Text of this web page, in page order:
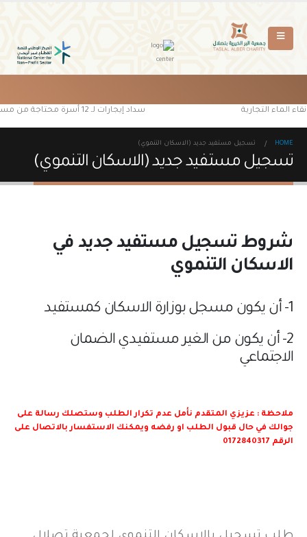
سداد إيجارات لـ 12 أسرة محتاجة من مستفيدي جمعية البر الخيرية بتصلال الماء التجارية
HOME تسجيل مستفيد جديد (الاسكان التنموي)
تسجيل مستفيد جديد (الاسكان التنموي)
شروط تسجيل مستفيد جديد في
الاسكان التنموي
1- أن يكون مسجل بوزارة الاسكان كمستفيد
2- أن يكون من الغير مستفيدي الضمان
الاجتماعي
ملاحظة : عزيزي المتقدم نأمل عدم تكرار الطلب وستصلك رسالة على
جوالك في حال قبول الطلب او رفضه ويمكنك الاستفسار بالاتصال على
الرقم 0172840317